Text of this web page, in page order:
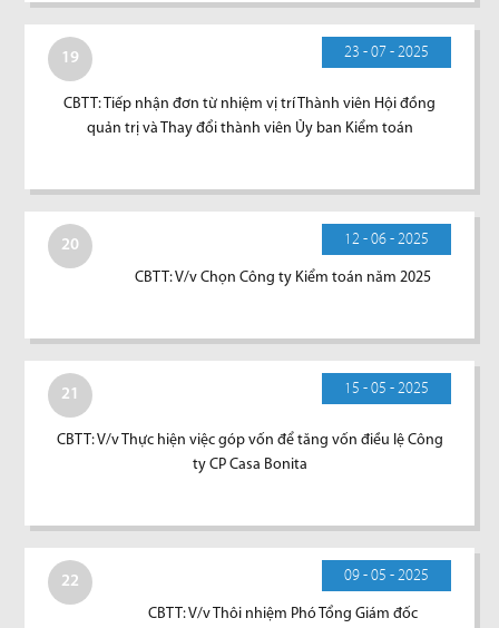
19 23 - 07 - 2025
CBTT: Tiếp nhận đơn từ nhiệm vị trí Thành viên Hội đồng
quản trị và Thay đổi thành viên Ủy ban Kiểm toán
20 12 - 06 - 2025
CBTT: V/v Chọn Công ty Kiểm toán năm 2025
21 15 - 05 - 2025
CBTT: V/v Thực hiện việc góp vốn để tăng vốn điều lệ Công
ty CP Casa Bonita
22 09 - 05 - 2025
CBTT: V/v Thôi nhiệm Phó Tổng Giám đốc